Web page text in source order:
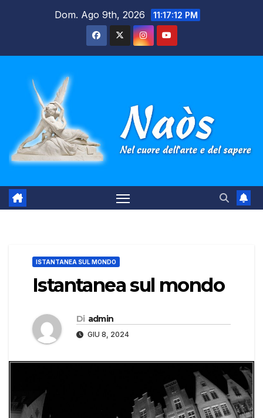
Dom. Ago 9th, 2026 11:17:13 PM
ISTANTANEA SUL MONDO
Istantanea sul mondo
Di admin
GIU 8, 2024